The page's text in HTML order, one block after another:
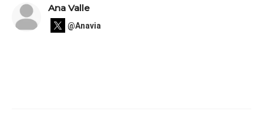
Ana Valle
@Anavia